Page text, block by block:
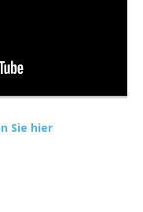
Sie hier